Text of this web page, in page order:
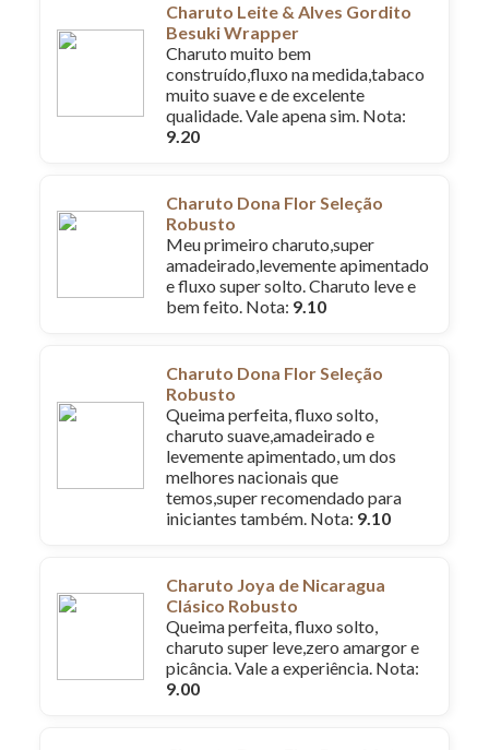
Charuto Leite & Alves Gordito
Besuki Wrapper
Charuto muito bem
construído,fluxo na medida,tabaco
muito suave e de excelente
qualidade. Vale apena sim. Nota:
9.20
Charuto Dona Flor Seleção
Robusto
Meu primeiro charuto,super
amadeirado,levemente apimentado
e fluxo super solto. Charuto leve e
bem feito. Nota: 9.10
Charuto Dona Flor Seleção
Robusto
Queima perfeita, fluxo solto,
charuto suave,amadeirado e
levemente apimentado, um dos
melhores nacionais que
temos,super recomendado para
iniciantes também. Nota: 9.10
Charuto Joya de Nicaragua
Clásico Robusto
Queima perfeita, fluxo solto,
charuto super leve,zero amargor e
picância. Vale a experiência. Nota:
9.00